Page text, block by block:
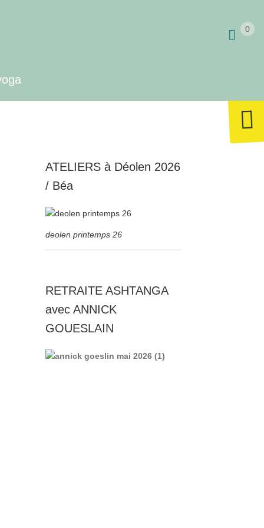
0
ATELIERS à Déolen 2026
/ Béa
deolen printemps 26
RETRAITE ASHTANGA
avec ANNICK
GOUESLAIN